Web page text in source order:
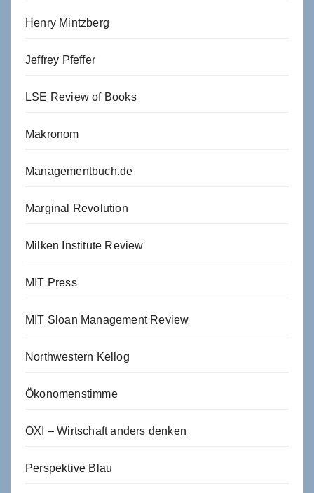
Henry Mintzberg
Jeffrey Pfeffer
LSE Review of Books
Makronom
Managementbuch.de
Marginal Revolution
Milken Institute Review
MIT Press
MIT Sloan Management Review
Northwestern Kellog
Ökonomenstimme
OXI – Wirtschaft anders denken
Perspektive Blau